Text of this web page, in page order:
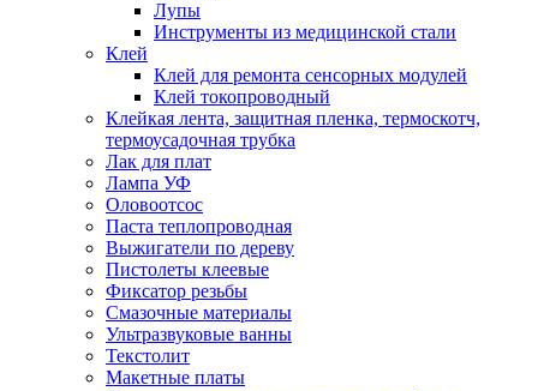
Лупы
Инструменты из медицинской стали
Клей
Клей для ремонта сенсорных модулей
Клей токопроводный
Клейкая лента, защитная пленка, термоскотч,
термоусадочная трубка
Лак для плат
Лампа УФ
Оловоотсос
Паста теплопроводная
Выжигатели по дереву
Пистолеты клеевые
Фиксатор резьбы
Смазочные материалы
Ультразвуковые ванны
Текстолит
Макетные платы